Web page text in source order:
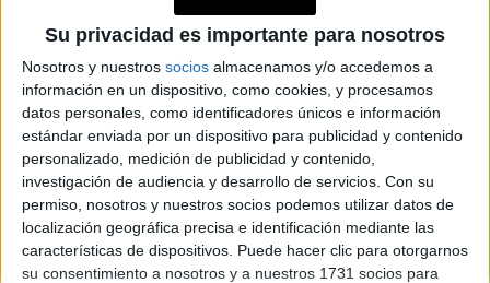
Su privacidad es importante para nosotros
Nosotros y nuestros socios almacenamos y/o accedemos a
información en un dispositivo, como cookies, y procesamos
datos personales, como identificadores únicos e información
estándar enviada por un dispositivo para publicidad y contenido
personalizado, medición de publicidad y contenido,
investigación de audiencia y desarrollo de servicios. Con su
permiso, nosotros y nuestros socios podemos utilizar datos de
localización geográfica precisa e identificación mediante las
características de dispositivos. Puede hacer clic para otorgarnos
su consentimiento a nosotros y a nuestros 1731 socios para
Weekend Parabrisas
Look
Luz Mía Lunateen Break BATimes
© Perfil.com 2006-2019 - Todos los derechos reservados
Registro de Propiedad Intelectual: Nro. 5346433